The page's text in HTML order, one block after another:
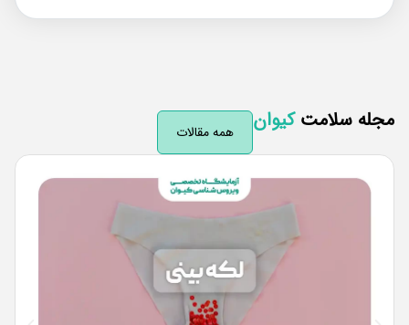
سلامتکیوان همه مقالات